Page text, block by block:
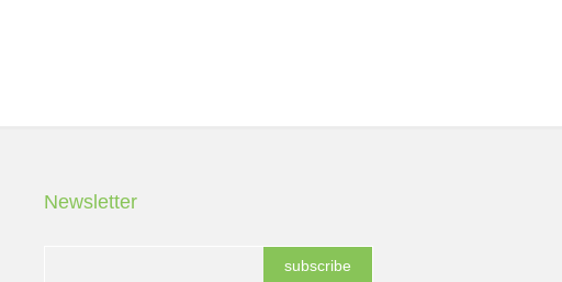
Newsletter
subscribe